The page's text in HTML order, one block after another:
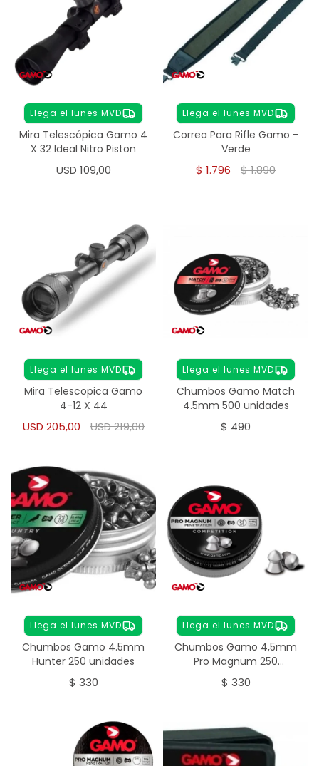
Llega el lunes MVD
Mira Telescópica Gamo 4
X 32 Ideal Nitro Piston
USD 109,00
Llega el lunes MVD
Correa Para Rifle Gamo -
Verde
$ 1.796 $1.890
Llega el lunes MVD
Mira Telescopica Gamo
4-12 X 44
USD 205,00 USD219,00
Llega el lunes MVD
Chumbos Gamo Match
4.5mm 500 unidades
$ 490
Llega el lunes MVD
Chumbos Gamo 4.5mm
Hunter 250 unidades
$ 330
Llega el lunes MVD
Chumbos Gamo 4,5mm
Pro Magnum 250
unidades
$ 330